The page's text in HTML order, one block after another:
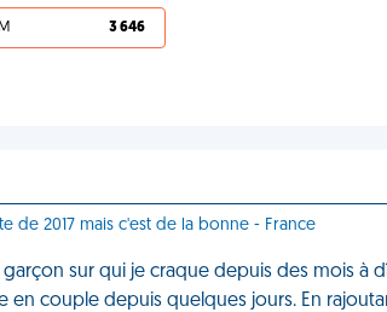
3 646
de 2017 mais c'est de la bonne - France
sur qui je craque depuis des mois à
en couple depuis quelques jours. En